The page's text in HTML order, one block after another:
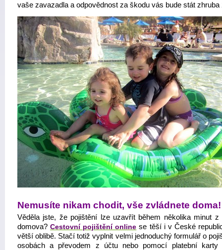
vaše zavazadla a odpovědnost za škodu vás bude stát zhruba
Nemusíte nikam chodit, vše zvládnete doma!
Věděla jste, že pojištění lze uzavřít během několika minut z
domova?Cestovní pojištění online se těší i v České
větší oblibě. Stačí totiž vyplnit velmi jednoduchý formulář o
osobách a převodem z účtu nebo pomocí platební karty